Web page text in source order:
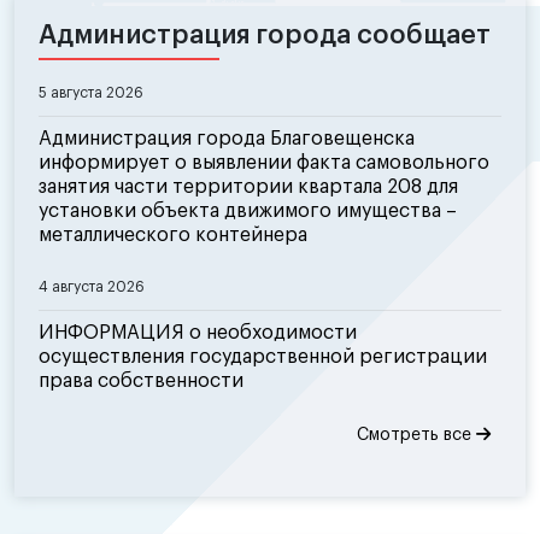
Администрация города сообщает
5 августа 2026
Администрация города Благовещенска
информирует о выявлении факта самовольного
занятия части территории квартала 208 для
установки объекта движимого имущества –
металлического контейнера
4 августа 2026
ИНФОРМАЦИЯ о необходимости
осуществления государственной регистрации
права собственности
Смотреть все